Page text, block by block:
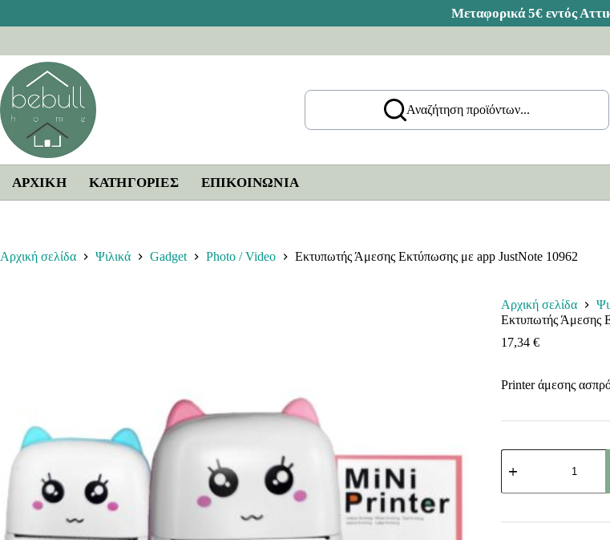
περιεχόμενο
Αναζήτηση προϊόντων...
ΑΡΧΙΚΗ ΚΑΤΗΓΟΡΙΕΣ ΕΠΙΚΟΙΝΩΝΊΑ
Αρχική σελίδα Ψιλικά Gadget Photo / Video Εκτυπωτής Άμεσης Εκτύπωσης με app JustNote 10962
Αρχική σελίδα
Εκτυπωτής Άμεσης
17,34 €
Printer άμεσης
Εκτυπωτής
Άμεσης
με
JustNote